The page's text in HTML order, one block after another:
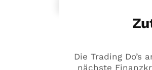
Die Trading Do’s
nächste